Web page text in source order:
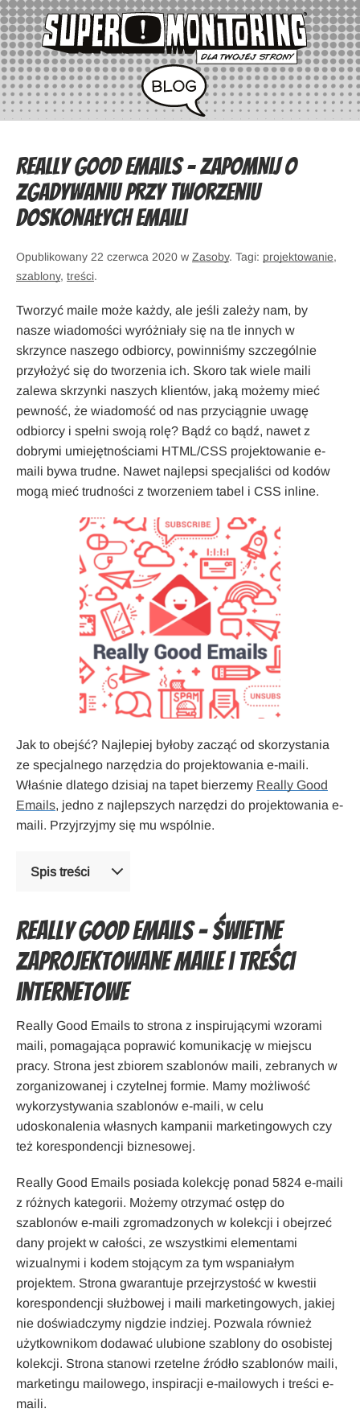
Really Good Emails – Zapomnij o
zgadywaniu przy tworzeniu
doskonałych emaili
Opublikowany 22 czerwca 2020 w Zasoby. Tagi: projektowanie,
szablony, treści.
Tworzyć maile może każdy, ale jeśli zależy nam, by
nasze wiadomości wyróżniały się na tle innych w
skrzynce naszego odbiorcy, powinniśmy szczególnie
przyłożyć się do tworzenia ich. Skoro tak wiele maili
zalewa skrzynki naszych klientów, jaką możemy mieć
pewność, że wiadomość od nas przyciągnie uwagę
odbiorcy i spełni swoją rolę? Bądź co bądź, nawet z
dobrymi umiejętnościami HTML/CSS projektowanie e-
maili bywa trudne. Nawet najlepsi specjaliści od kodów
mogą mieć trudności z tworzeniem tabel i CSS inline.
Jak to obejść? Najlepiej byłoby zacząć od skorzystania
ze specjalnego narzędzia do projektowania e-maili.
Właśnie dlatego dzisiaj na tapet bierzemy Really Good
Emails, jedno z najlepszych narzędzi do projektowania e-
maili. Przyjrzyjmy się mu wspólnie.
Spis treści
Really Good Emails – Świetne
zaprojektowane maile i treści
internetowe
Really Good Emails to strona z inspirującymi wzorami
maili, pomagająca poprawić komunikację w miejscu
pracy. Strona jest zbiorem szablonów maili, zebranych w
zorganizowanej i czytelnej formie. Mamy możliwość
wykorzystywania szablonów e-maili, w celu
udoskonalenia własnych kampanii marketingowych czy
też korespondencji biznesowej.
Really Good Emails posiada kolekcję ponad 5824 e-maili
z różnych kategorii. Możemy otrzymać ostęp do
szablonów e-maili zgromadzonych w kolekcji i obejrzeć
dany projekt w całości, ze wszystkimi elementami
wizualnymi i kodem stojącym za tym wspaniałym
projektem. Strona gwarantuje przejrzystość w kwestii
korespondencji służbowej i maili marketingowych, jakiej
nie doświadczymy nigdzie indziej. Pozwala również
użytkownikom dodawać ulubione szablony do osobistej
kolekcji. Strona stanowi rzetelne źródło szablonów maili,
marketingu mailowego, inspiracji e-mailowych i treści e-
maili.